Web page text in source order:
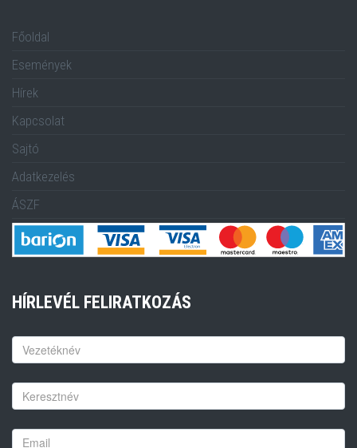
Főoldal
Események
Hírek
Kapcsolat
Sajtó
Adatkezelés
ÁSZF
HÍRLEVÉL FELIRATKOZÁS
Keresztnév
Vezetéknév
Email